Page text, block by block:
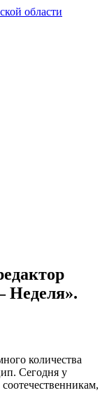
Неделя».
количества
Сегодня у